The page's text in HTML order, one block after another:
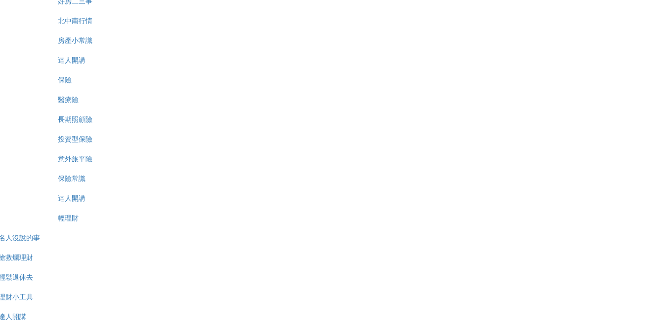
北中南行情
房產小常識
達人開講
保險
醫療險
長期照顧險
投資型保險
意外旅平險
保險常識
達人開講
輕理財
人沒說的事
救爛理財
鬆退休去
財小工具
人開講